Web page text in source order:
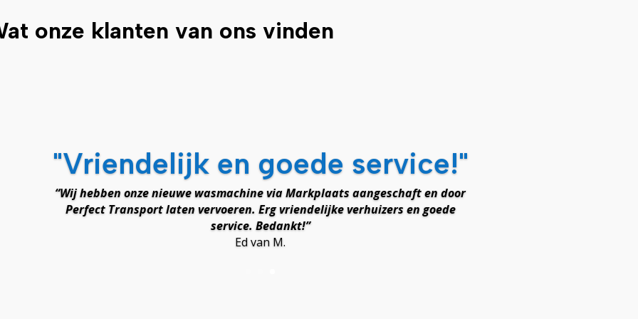
onze klanten van ons vinden
"Vriendelijk en goede service!"
“Wij hebben onze nieuwe wasmachine via Markplaats aangeschaft en door
Perfect Transport laten vervoeren. Erg vriendelijke verhuizers en goede
service. Bedankt!”
Ed van M.